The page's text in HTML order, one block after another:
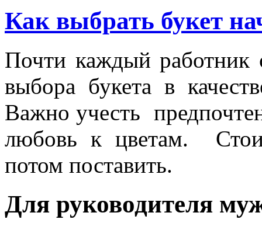
Как выбрать букет
Почти каждый работник
выбора букета в
Важно учесть
любовь к цветам.
потом поставить.
Для руководителя